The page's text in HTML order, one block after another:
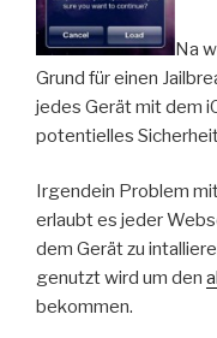
Na
Grund für einen
jedes Gerät mit dem
potentielles
Irgendein Problem
erlaubt es jeder
dem Gerät zu
genutzt wird um den
bekommen.